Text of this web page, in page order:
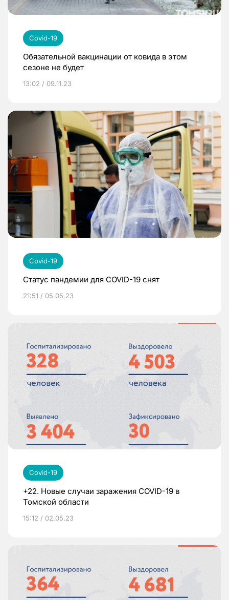
Covid-19
Обязательной вакцинации от ковида в этом
сезоне не будет
13:02 / 09.11.23
Covid-19
Статус пандемии для COVID-19 снят
21:51 / 05.05.23
Covid-19
+22. Новые случаи заражения COVID-19 в
Томской области
15:12 / 02.05.23